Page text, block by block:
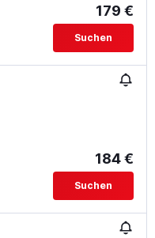
179 €
Suchen
184 €
Suchen